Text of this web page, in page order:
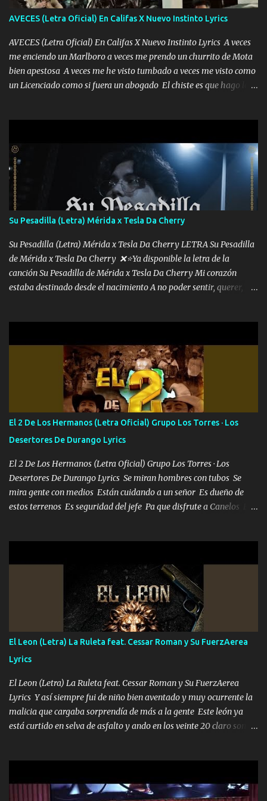
AVECES (Letra Oficial) En Califas X Nuevo Instinto Lyrics
AVECES (Letra Oficial) En Califas X Nuevo Instinto Lyrics A veces
me enciendo un Marlboro a veces me prendo un churrito de Mota
bien apestosa A veces me he visto tumbado a veces me visto como
un Licenciado como si fuera un abogado El chiste es que hago lo
corriente no quieren verte subir de level trucha mis plebes Música
A veces me pongo un sombrero a veces me ven la cachucha de lado
con la mirada siempre en alto A veces me fajó una super o a veces
me fajó una Glock siempre armado todas las generaciones yo
traigo El chiste es que hago lo que quiero pues así soy me mandó
yo tengo el control a todos yo les paro el dedo soy hocicon un
malcriado un malandrón Que Les importa no saben nada falsas
las risas las que me miran hay gente corriente no quieren ve...
Su Pesadilla (Letra) Mérida x Tesla Da Cherry
Su Pesadilla (Letra) Mérida x Tesla Da Cherry LETRA Su Pesadilla
de Mérida x Tesla Da Cherry ❌⭐Ya disponible la letra de la
canción Su Pesadilla de Mérida x Tesla Da Cherry Mi corazón
estaba destinado desde el nacimiento A no poder sentir, querer,
algunas que no lo entiendan Porque ahora soy su pesadilla, lo sé
Soy yo la octava maravilla, no lo niegues Tengo de rodillas a otras
cien Y por más que quieran no me detienen Soy yo la mente que
más brilla, lo ves Pa' mi la vida es tan sencilla No lo entenderías en
tu vida, y está bien Porque lo que tengo nadie lo tiene Una me está
escribiendo y la otra me va a llamar Quiere que vaya a verla y que
la invite a cenar Otras más me están pidiendo que las saque a
bailar Pero es que tengo un par de conciertos más que llenar Se
mueven solo por el interés P...
El 2 De Los Hermanos (Letra Oficial) Grupo Los Torres · Los
Desertores De Durango Lyrics
El 2 De Los Hermanos (Letra Oficial) Grupo Los Torres · Los
Desertores De Durango Lyrics Se miran hombres con tubos Se
mira gente con medios Están cuidando a un señor Es dueño de
estos terrenos Es seguridad del jefe Pa que disfrute a Canelos Es
ni tampoco las mujeres porque es platica de grandes por eso hay
que estar alegres doy las instrucciones para atender los deberes
Música Si es que salta algún problema de confianza tengo gente
ahí está el Hombre Cuarenta y también Pariente 7 arreglan
cualquier problema no más es cuestión que ordené NOS HACE
FALTA UN HERMANO DE CLAVE ERA EL 24 SIEMPRE FUE UN
HOMBRE VALIENTE POR ALGO M'URIÓ PELEAND0 SIEMPRE
VIO POR LA FAMILIA PARA QUE SIGA EL LEGADO Es el DOS de
los HERMANOS un cerebro inteligente y com...
El Leon (Letra) La Ruleta feat. Cessar Roman y Su FuerzAerea
Lyrics
El Leon (Letra) La Ruleta feat. Cessar Roman y Su FuerzAerea
Lyrics Y así siempre fui de niño bien aventado y muy ocurrente la
malicia que cargaba sorprendía de más a la gente Este león ya
está curtido en selva de asfalto y ando en los veinte 20 claro son
pa más pues hay charola les voy a dar hasta topar pues no hay de
otra Música Surcando bien mi camino voy por mi línea no veo a